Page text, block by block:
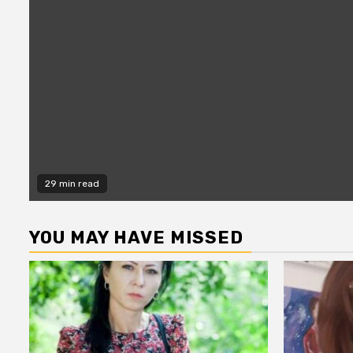
29 min read
YOU MAY HAVE MISSED